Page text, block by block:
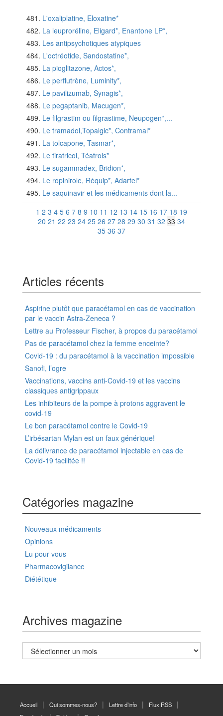
L'oxaliplatine, Eloxatine*
La leuproréline, Eligard*, Enantone LP*,
Les antipsychotiques atypiques
L'octréotide, Sandostatine*,
La pioglitazone, Actos*,
Le perflutrène, Luminity*,
Le pavilizumab, Synagis*,
Le pegaptanib, Macugen*,
Le filgrastim ou filgrastime, Neupogen*,...
Le tramadol,Topalgic*, Contramal*
La tolcapone, Tasmar*,
Le tiratricol, Téatrois*
Le sugammadex, Bridion*,
Le ropinirole, Réquip*, Adartel*
Le saquinavir et les médicaments dont la...
1 2 3 4 5 6 7 8 9 10 11 12 13 14 15 16 17 18 19
20 21 22 23 24 25 26 27 28 29 30 31 32 33 34
35 36 37
Articles récents
Aspirine plutôt que paracétamol en cas de vaccination
par le vaccin Astra-Zeneca ?
Lettre au Professeur Fischer, à propos du paracétamol
Pas de paracétamol chez la femme enceinte?
Covid-19 : du paracétamol à la vaccination impossible
Sanofi, l’ogre
Vaccinations, vaccins anti-Covid-19 et les vaccins
classiques antigrippaux
Les inhibiteurs de la pompe à protons aggravent le
covid-19
Le bon paracétamol contre le Covid-19
L’irbésartan Mylan est un faux générique!
La délivrance de paracétamol injectable en cas de
Covid-19 facilitée !!
Catégories magazine
Nouveaux médicaments
Opinions
Lu pour vous
Pharmacovigilance
Diététique
Archives magazine
Archives
magazine
Accueil Qui sommes-nous? Lettre d’info
Flux RSS